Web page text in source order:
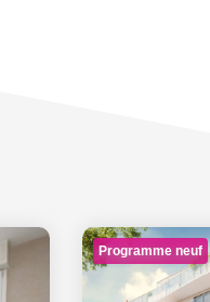
Programme neuf